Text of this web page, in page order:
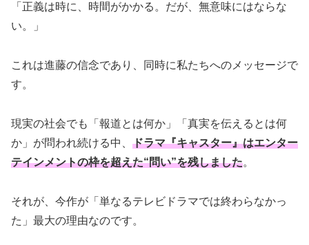
「正義は時に、時間がかかる。だが、無意味にはならな
い。」
これは進藤の信念であり、同時に私たちへのメッセージで
す。
現実の社会でも「報道とは何か」「真実を伝えるとは何
か」が問われ続ける中、 ドラマ『キャスター』はエンター
テインメントの枠を超えた“問い”を残しました。
それが、今作が「単なるテレビドラマでは終わらなかっ
た」最大の理由なのです。